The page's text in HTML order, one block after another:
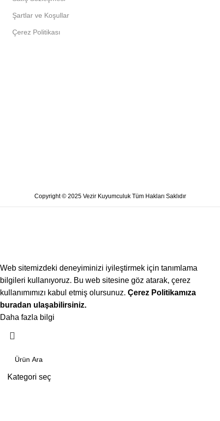
Şartlar ve Koşullar
Çerez Politikası
Copyright © 2025 Vezir Kuyumculuk Tüm Hakları Saklıdır
Web sitemizdeki deneyiminizi iyileştirmek için tanımlama
bilgileri kullanıyoruz. Bu web sitesine göz atarak, çerez
kullanımımızı kabul etmiş olursunuz. Çerez Politikamıza
buradan ulaşabilirsiniz.
Daha fazla bilgi
Kategori seç